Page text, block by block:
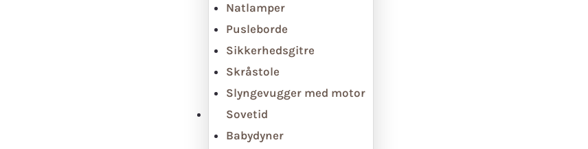
Natlamper
Pusleborde
Sikkerhedsgitre
Skråstole
Slyngevugger med motor
Sovetid
Babydyner